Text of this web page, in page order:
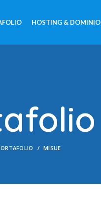
HOSTING & DOMINIO
MISUE